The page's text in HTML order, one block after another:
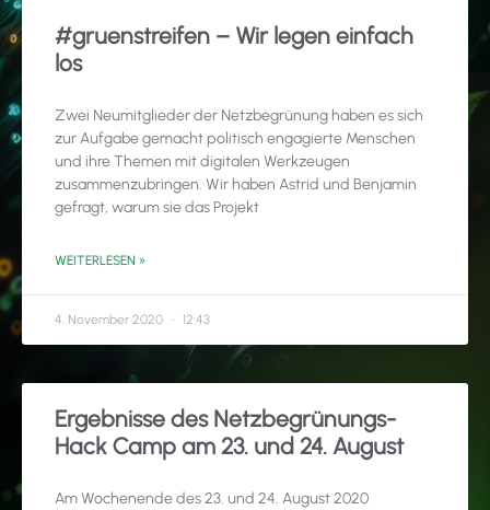
#gruenstreifen – Wir legen einfach
los
Zwei Neumitglieder der Netzbegrünung haben es sich
zur Aufgabe gemacht politisch engagierte Menschen
und ihre Themen mit digitalen Werkzeugen
zusammenzubringen. Wir haben Astrid und Benjamin
gefragt, warum sie das Projekt
WEITERLESEN »
4. November 2020 12:43
Ergebnisse des Netzbegrünungs-
Hack Camp am 23. und 24. August
Am Wochenende des 23. und 24. August 2020